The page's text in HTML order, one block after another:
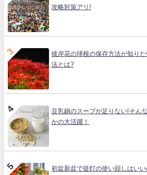
攻略対策アリ!
彼岸花の球根の保存方法が知り
法とは?
豆乳鍋のスープが足りない!そん
かの大活躍！
初盆新盆で提灯の使い回しはい